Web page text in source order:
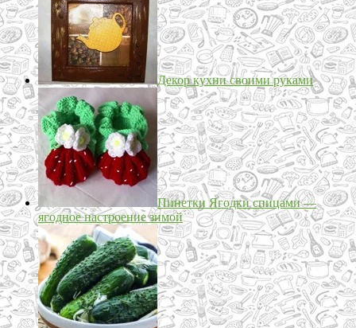
Декор кухни своими руками
Пинетки Ягодки спицами —
ягодное настроение зимой